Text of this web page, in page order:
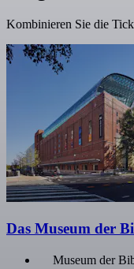
Kombinieren Sie die
Das Museum der
Museum der